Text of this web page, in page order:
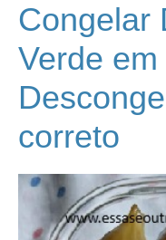
Congelar
Verde
correto